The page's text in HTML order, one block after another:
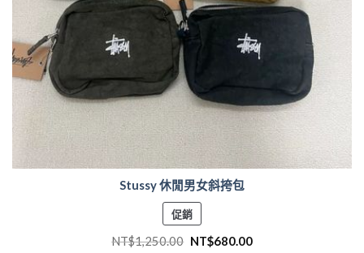
Stussy 休閒男女斜挎包
促銷特
價
商
NT$1,250.00 NT$680.00